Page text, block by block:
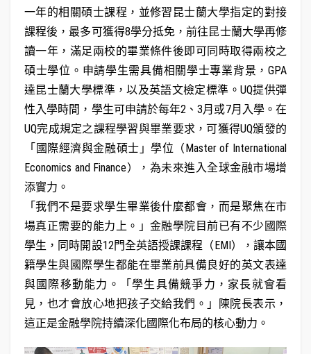
一年的相關碩士課程，並修習昆士蘭大學指定的對接
課程後，最多可獲得8學分抵免，前往昆士蘭大學再修
讀一年，滿足兩校的畢業條件後即可同時取得兩校之
碩士學位。申請學生需具備相關學士專業背景，GPA
達昆士蘭大學標準，以及英語文檢定標準。UQ提供彈
性入學時間，學生可申請於每年2、3月或7月入學。在
UQ完成規定之課程學習與畢業要求，可獲得UQ頒發的
「國際經濟與金融碩士」學位（Master of International
Economics and Finance），為未來進入全球金融市場增
添實力。
「我們不是要求學生畢業後什麼都會，而是聚焦在市
場真正需要的能力上。」金融學院目前已有不少國際
學生，同時開設12門全英語授課課程（EMI），讓本國
籍學生與國際學生都能在畢業前具備良好的英文表達
與國際移動能力。「學生具備競爭力，家長就會看
見，也才會放心地把孩子交給我們。」陳院長表示，
這正是金融學院持續深化國際化布局的核心動力。